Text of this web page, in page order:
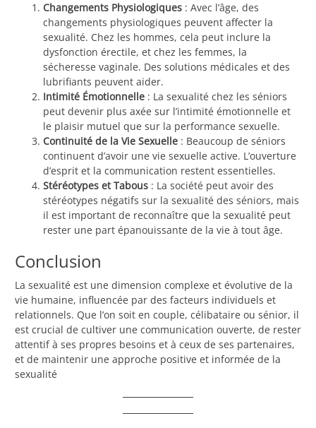
Changements Physiologiques : Avec l’âge, des
changements physiologiques peuvent affecter la
sexualité. Chez les hommes, cela peut inclure la
dysfonction érectile, et chez les femmes, la
sécheresse vaginale. Des solutions médicales et des
lubrifiants peuvent aider.
Intimité Émotionnelle : La sexualité chez les séniors
peut devenir plus axée sur l’intimité émotionnelle et
le plaisir mutuel que sur la performance sexuelle.
Continuité de la Vie Sexuelle : Beaucoup de séniors
continuent d’avoir une vie sexuelle active. L’ouverture
d’esprit et la communication restent essentielles.
Stéréotypes et Tabous : La société peut avoir des
stéréotypes négatifs sur la sexualité des séniors, mais
il est important de reconnaître que la sexualité peut
rester une part épanouissante de la vie à tout âge.
Conclusion
La sexualité est une dimension complexe et évolutive de la
vie humaine, influencée par des facteurs individuels et
relationnels. Que l’on soit en couple, célibataire ou sénior, il
est crucial de cultiver une communication ouverte, de rester
attentif à ses propres besoins et à ceux de ses partenaires,
et de maintenir une approche positive et informée de la
sexualité